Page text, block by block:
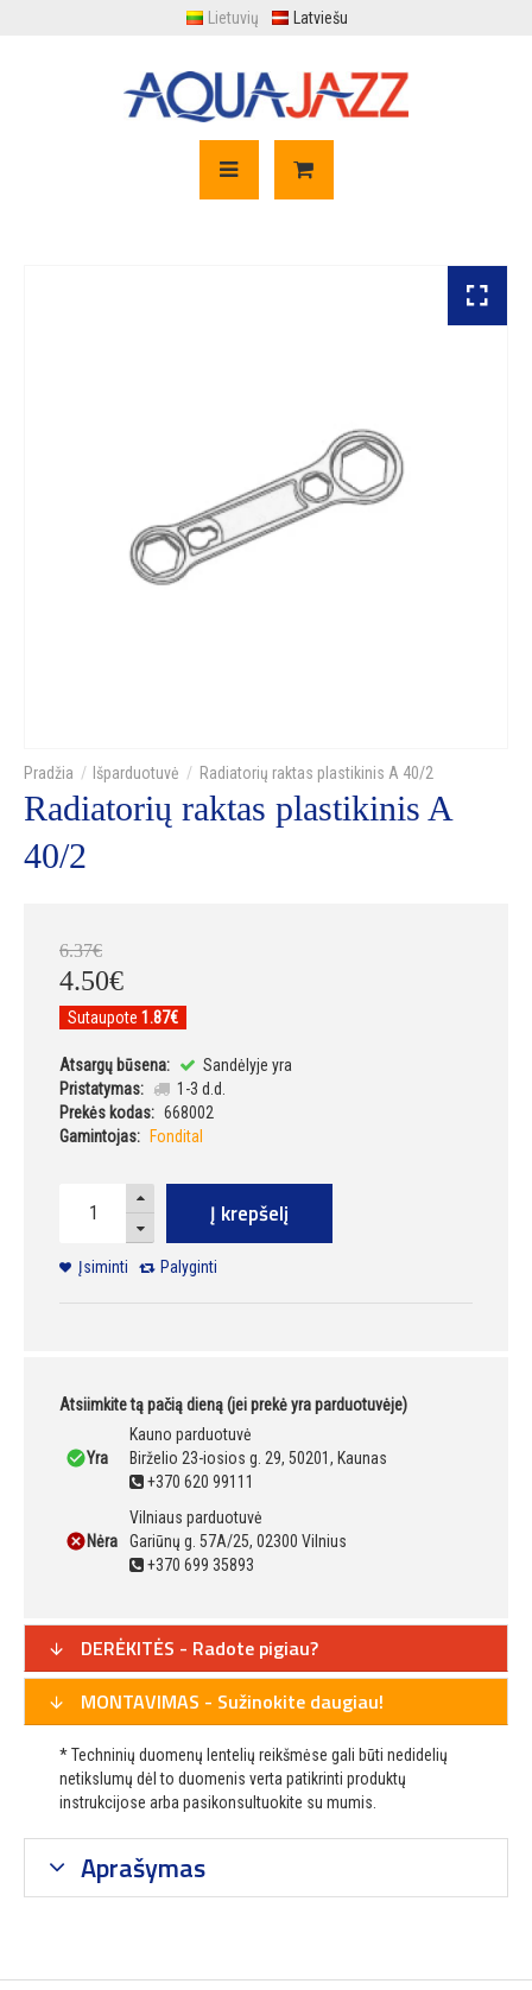
Lietuvių Latviešu
Išparduotuvė Radiatorių raktas plastikinis A 40/2
Radiatorių raktas plastikinis A
40/2
6.37€
4.50€
Sutaupote 1.87€
Atsargų būsena:
Sandėlyje yra
Pristatymas:
1-3 d.d.
Prekės kodas: 668002
Gamintojas:
Fondital
Į krepšelį
Įsiminti Palyginti
Atsiimkite tą pačią dieną (jei prekė yra parduotuvėje)
Yra
Kauno parduotuvė
Birželio 23-iosios g. 29, 50201, Kaunas
+370 620 99111
Nėra
Vilniaus parduotuvė
Gariūnų g. 57A/25, 02300 Vilnius
+370 699 35893
DERĖKITĖS - Radote pigiau?
MONTAVIMAS - Sužinokite daugiau!
* Techninių duomenų lentelių reikšmėse gali būti nedidelių
netikslumų dėl to duomenis verta patikrinti produktų
instrukcijose arba pasikonsultuokite su mumis.
Aprašymas